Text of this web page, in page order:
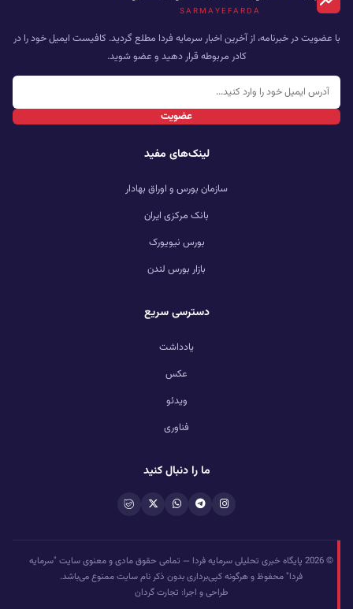
SARMAYEFARDA
با عضویت در خبرنامه، از آخرین اخبار سرمایه فردا مطلع گردید. کافیست ایمیل خود را در
کادر مربوطه قرار دهید و عضو شوید.
عضویت
لینک‌های مفید
سازمان بورس و اوراق بهادار
بانک مرکزی ایران
بورس نیویورک
بازار بورس لندن
دسترسی سریع
یادداشت
عکس
ویدئو
فناوری
ما را دنبال کنید
© 2026 پایگاه خبری تحلیلی سرمایه فردا — تمامی حقوق مادی و معنوی سایت "سرمایه
فردا" محفوظ و هرگونه کپی‌برداری بدون ذکر نام سایت ممنوع می‌باشد.
طراحی و اجرا: تجارت گردان